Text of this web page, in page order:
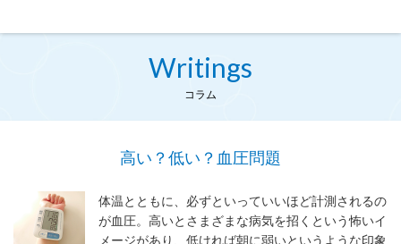
Writings
コラム
高い？低い？血圧問題
体温とともに、必ずといっていいほど計測されるの
が血圧。高いとさまざまな病気を招くという怖いイ
メージがあり、低ければ朝に弱いというような印象